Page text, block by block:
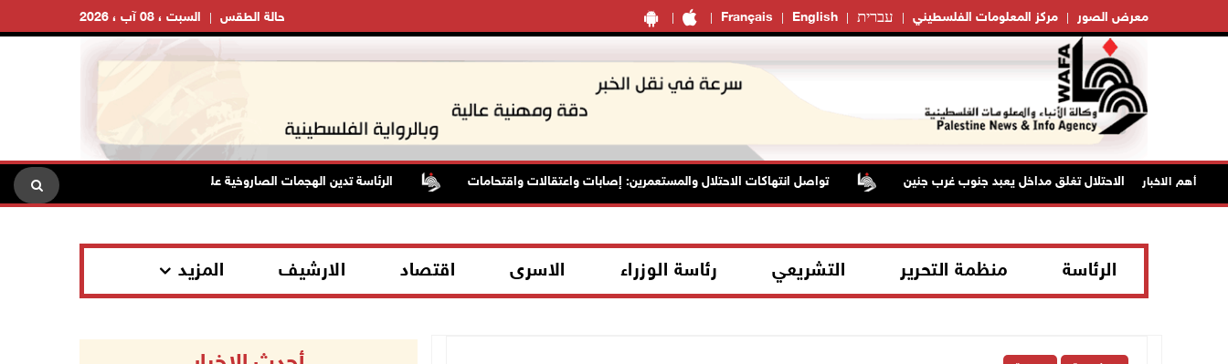
Français English עברית مركز المعلومات الفلسطيني معرض الصور السبت ، 08 آب ، 2026 حالة الطقس
أهم الاخبار
قوات الاحتلال تغلق مداخل يعبد جنوب غرب جنين تواصل انتهاكات الاحتلال والمستعمرين: إصابات واعتقالات واقتحامات الرئاسة تدين الهجمات الصاروخية على المملكة العربية السعودية والجمهورية
الرئاسة منظمة التحرير التشريعي رئاسة الوزراء الاسرى اقتصاد الارشيف المزيد